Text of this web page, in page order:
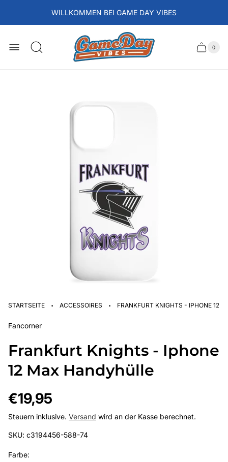
WILLKOMMEN BEI GAME DAY VIBES
Laden-
Logo
0
STARTSEITE · ACCESSOIRES · FRANKFURT KNIGHTS - IPHONE 12
Fancorner
Frankfurt Knights - Iphone
12 Max Handyhülle
Regulärer
Preis
€19,95
Steuern inklusive. Versand wird an der Kasse berechnet.
SKU: c3194456-588-74
Farbe: